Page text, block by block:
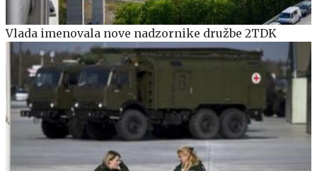
Vlada imenovala nove nadzornike družbe 2TDK